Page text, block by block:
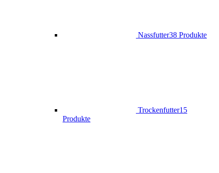
Nassfutter38 Produkte
Trockenfutter15
Produkte